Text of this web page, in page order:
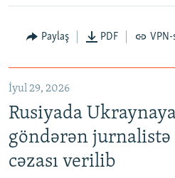
Paylaş PDF
İyul 29, 2026
Rusiyada
göndərən jurnalistə
cəzası verilib